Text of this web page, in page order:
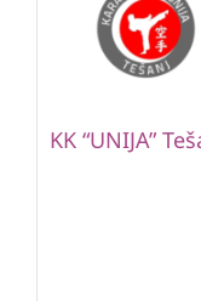
KK “UNIJA”